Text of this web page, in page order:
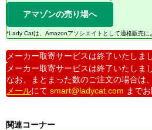
アマゾンの売り場へ
*Lady Catは、Amazonアソシエイトとして適格販売に
メーカー取寄サービスは終了いたしま
メーカー取寄サービスは終了いたしま
なお、まとまった数のご注文の場合は
メールにて smart@ladycat.com まで
関連コーナー